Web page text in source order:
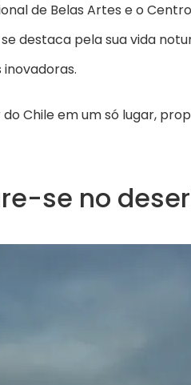
de Belas Artes e o
destaca pela sua vida
Chile em um só lugar,
se no